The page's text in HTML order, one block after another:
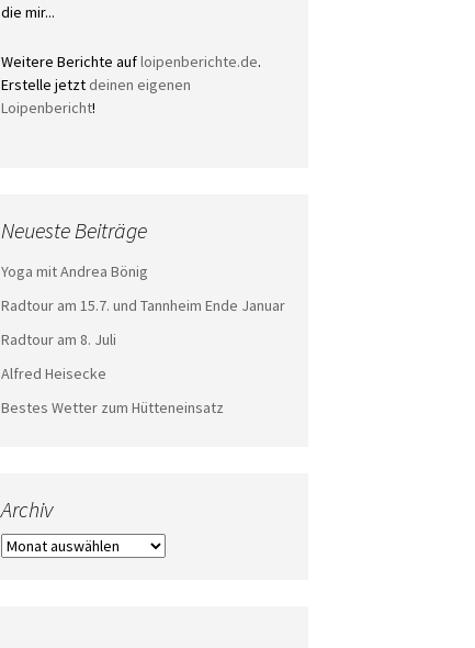
die mir...
Weitere Berichte aufloipenberichte.de.
Erstelle jetzt deinen eigenen
Loipenbericht!
Neueste Beiträge
Yoga mit Andrea Bönig
Radtour am 15.7. und Tannheim Ende Januar
Radtour am 8. Juli
Alfred Heisecke
Bestes Wetter zum Hütteneinsatz
Archiv
Archiv